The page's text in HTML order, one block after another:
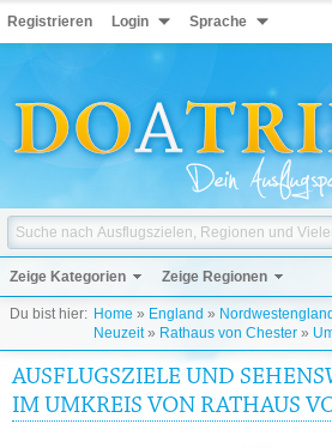
Registrieren Login Sprache
Zeige Kategorien Zeige Regionen
Du bist hier: Home » England » Nordwestengland
Neuzeit» Rathaus von Chester »
AUSFLUGSZIELE UND
IM UMKREIS VON RATHAUS